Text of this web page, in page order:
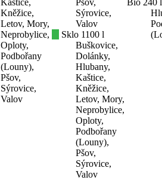
Kněžice,
Letov, Mory,
Neprobylice,
Oploty,
Podbořany
(Louny),
Pšov,
Sýrovice,
Valov
Sýrovice,
Valov
Sklo 1100 l
Buškovice,
Dolánky,
Hlubany,
Kaštice,
Kněžice,
Letov, Mory,
Neprobylice,
Oploty,
Podbořany
(Louny),
Pšov,
Sýrovice,
Valov